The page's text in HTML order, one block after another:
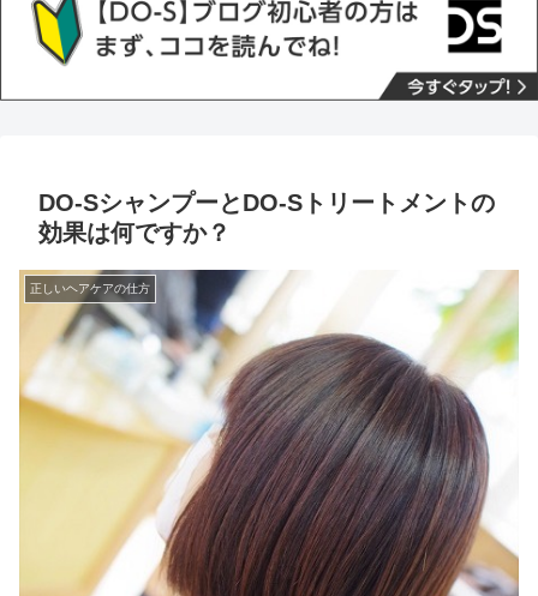
DO-SシャンプーとDO-Sトリートメントの
効果は何ですか？
正しいヘアケアの仕方